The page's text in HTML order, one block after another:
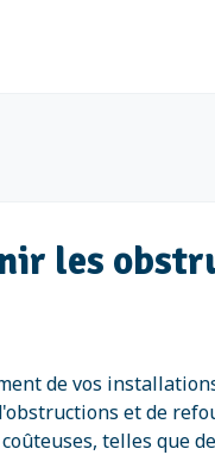
les
de vos
et de
telles que